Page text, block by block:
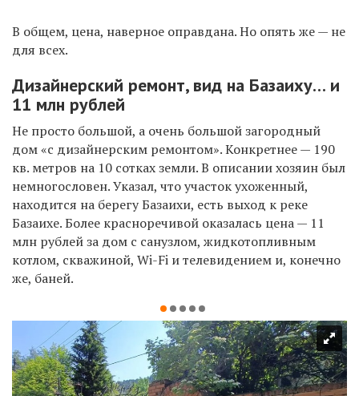
В общем, цена, наверное оправдана. Но опять же — не
для всех.
Дизайнерский ремонт, вид на Базаиху… и
11 млн рублей
Не просто большой, а очень большой загородный
дом «с дизайнерским ремонтом». Конкретнее — 190
кв. метров на 10 сотках земли. В описании хозяин был
немногословен. Указал, что участок ухоженный,
находится на берегу Базаихи, есть выход к реке
Базаихе. Более красноречивой оказалась цена — 11
млн рублей за дом с санузлом, жидкотопливным
котлом, скважиной, Wi-Fi и телевидением и, конечно
же, баней.